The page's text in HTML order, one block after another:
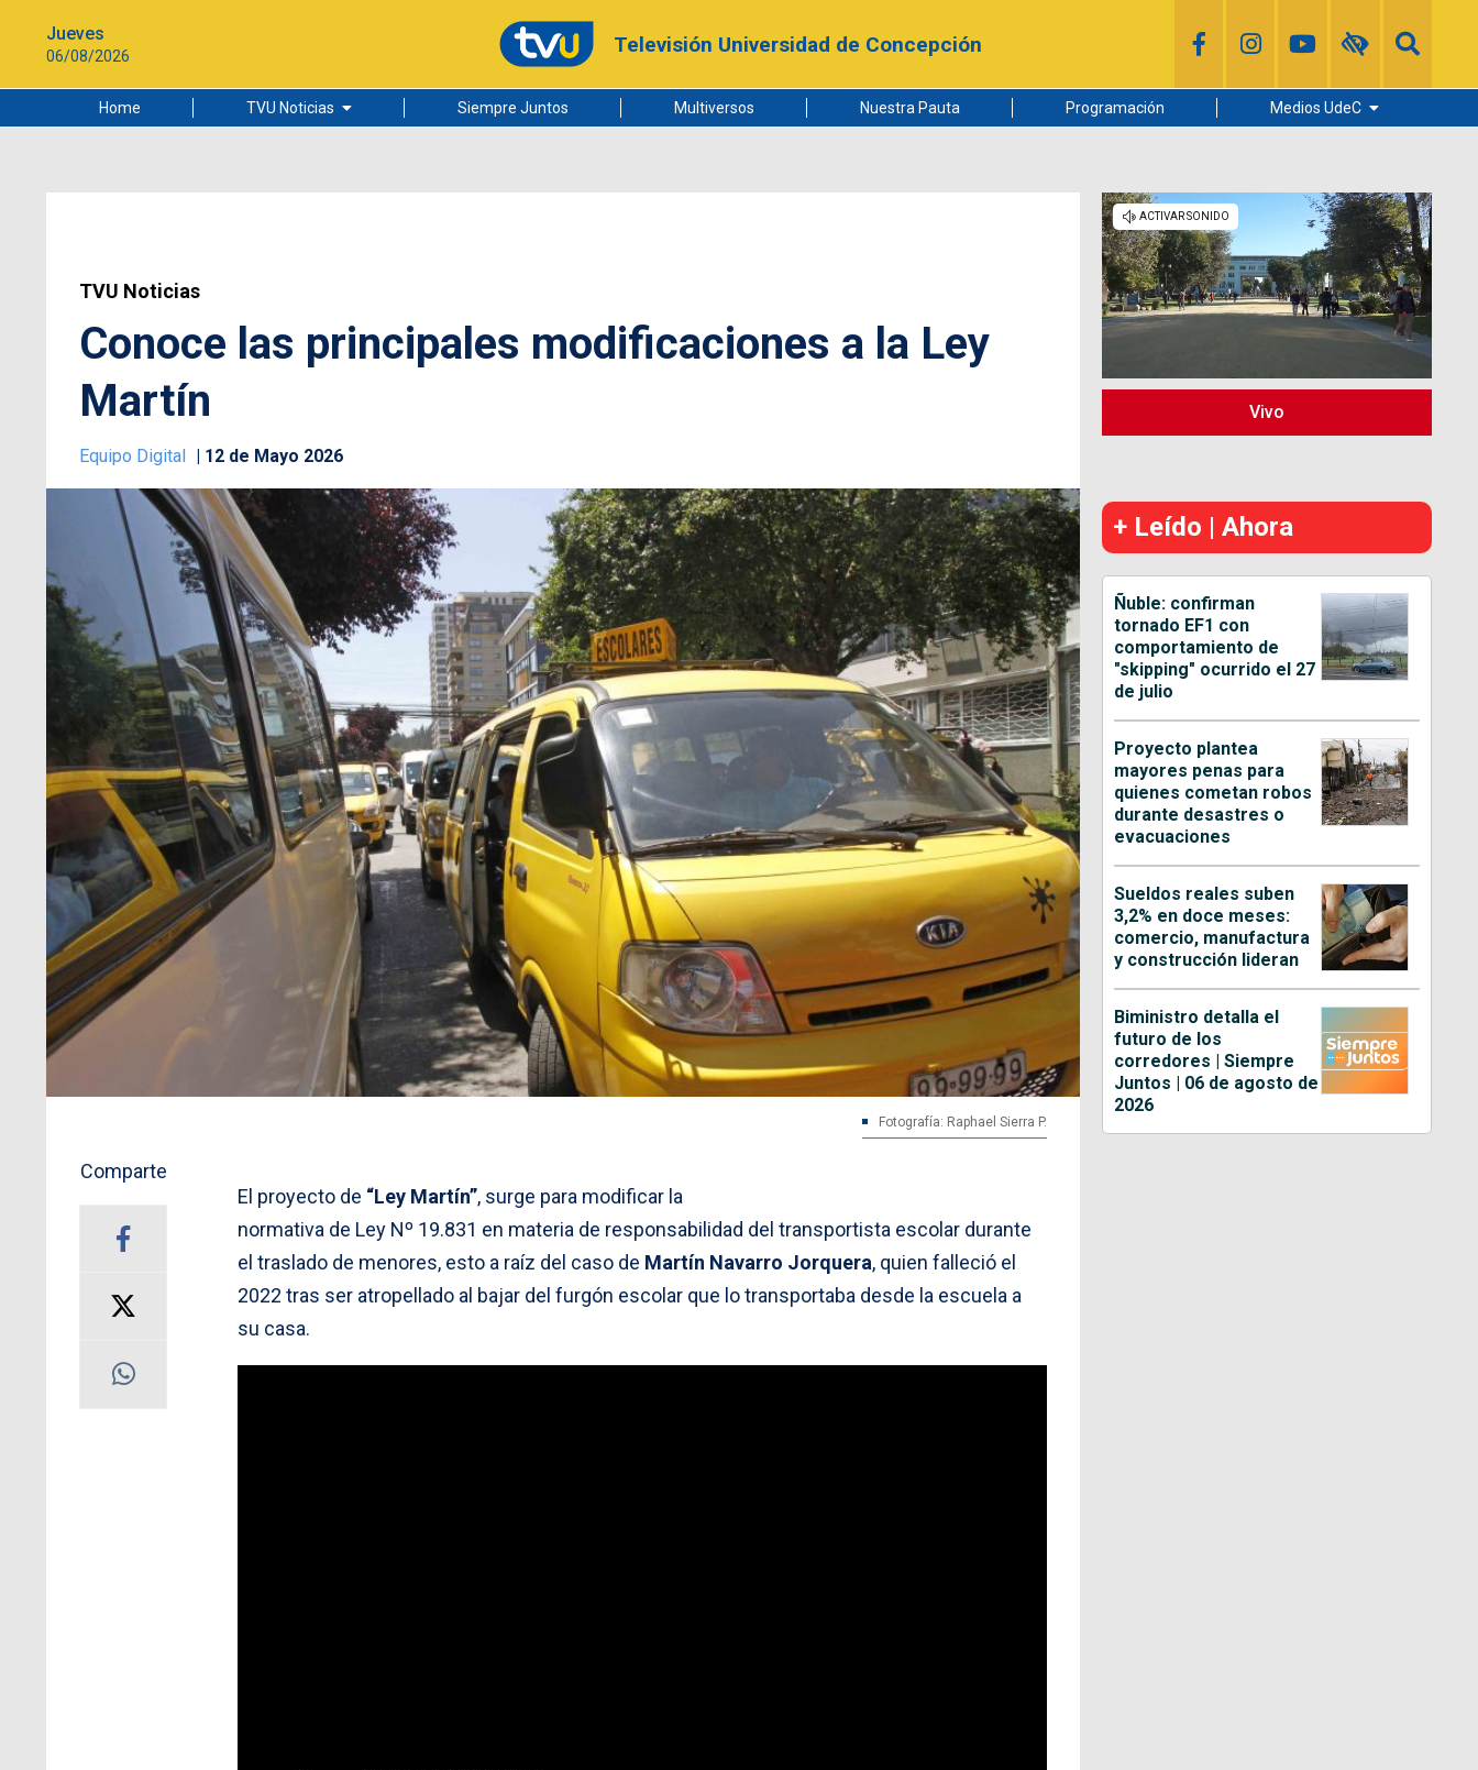
Jueves
06/08/2026 Televisión Universidad de Concepción
Home TVU Noticias
Ciudad
Siempre Juntos Multiversos Nuestra Pauta Programación Medios UdeC
Radio UdeC
Noticias UdeC
La Discusión
TVU Noticias
Conoce las principales modificaciones a la Ley
Martín
Equipo Digital 12 de Mayo 2026
Fotografía: Raphael Sierra P.
Comparte
El proyecto de “Ley Martín”, surge para modificar la
normativa de Ley Nº 19.831 en materia de responsabilidad del transportista escolar durante
el traslado de menores, esto a raíz del caso de Martín Navarro Jorquera, quien falleció el
2022 tras ser atropellado al bajar del furgón escolar que lo transportaba desde la escuela a
su casa.
Vivo
+ Leído | Ahora
Ñuble: confirman
tornado EF1 con
comportamiento de
"skipping" ocurrido el 27
de julio
Proyecto plantea
mayores penas para
quienes cometan robos
durante desastres o
evacuaciones
Sueldos reales suben
3,2% en doce meses:
comercio, manufactura
y construcción lideran
Biministro detalla el
futuro de los
corredores | Siempre
Juntos | 06 de agosto de
2026